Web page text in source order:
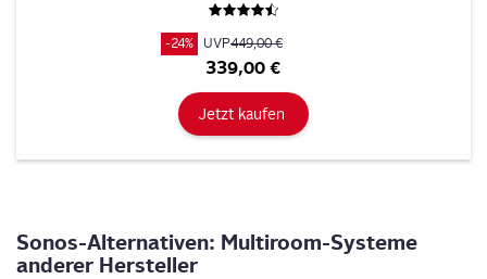
-24% UVP449,00 €
339,00 €
Jetzt kaufen
Sonos-Alter­na­ti­ven: Mul­ti­room-Sys­te­me
ande­rer Hersteller